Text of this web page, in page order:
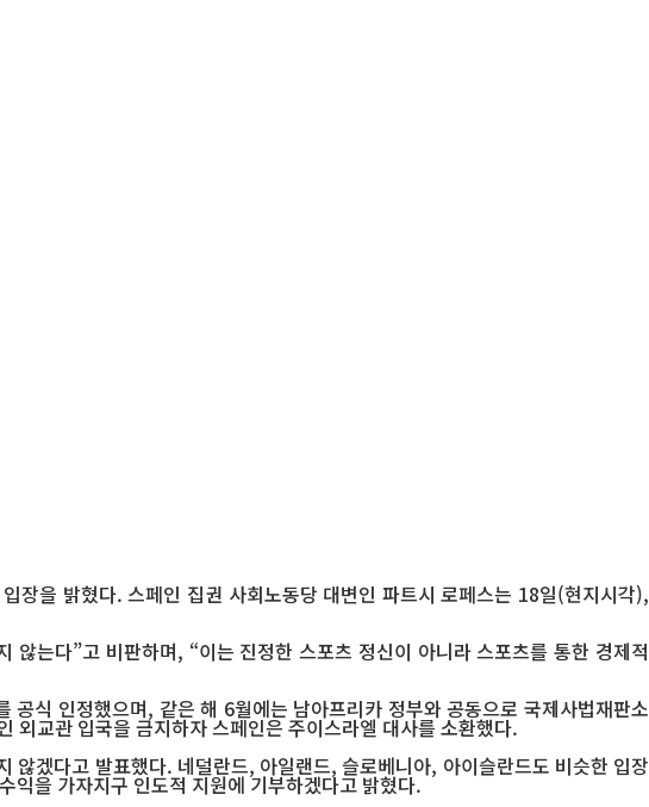
장을 밝혔다. 스페인 집권 사회노동당 대변인 파트시 로페스는 18일(현지시각),
는다”고 비판하며, “이는 진정한 스포츠 정신이 아니라 스포츠를 통한 경제적
식 인정했으며, 같은 해 6월에는 남아프리카 정부와 공동으로 국제사법재판소
외교관 입국을 금지하자 스페인은 주이스라엘 대사를 소환했다.
겠다고 발표했다. 네덜란드, 아일랜드, 슬로베니아, 아이슬란드도 비슷한 입장
익을 가자지구 인도적 지원에 기부하겠다고 밝혔다.